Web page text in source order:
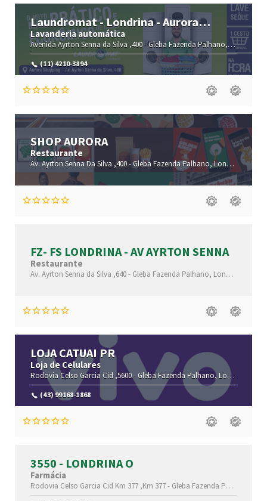
Laundromat - Londrina - Aurora
Shopping
Lavanderia automática
Avenida Ayrton Senna da Silva ,400 -Gleba Fazenda Palhano, Londrina-
(11) 4210-3894
SHOP AURORA
Restaurante
Av. Ayrton Senna Da Silva ,400 -Gleba Fazenda Palhano,Londrina-
FZ- FS LONDRINA - AV AYRTON SENNA
Restaurante
Av. Ayrton Senna da Silva ,640 - Gleba Fazenda Palhano, Londrina-
LOJA CATUAI PR
Loja de Celulares
Rodovia Celso Garcia Cid ,5600 - Gleba Fazenda Palhano, Londrina-
(43) 99168-1868
3550 - LONDRINA O
Farmácia
Rodovia Celso Garcia Cid Km 377 ,Km 377 - Gleba Fazenda Palhano,